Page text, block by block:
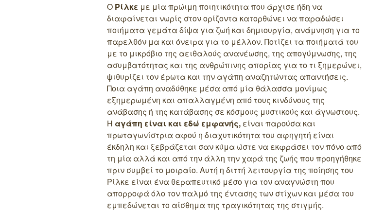
Ο Ρίλκε με μία πρώιμη ποιητικότητα που άρχισε ήδη να
διαφαίνεται νωρίς στον ορίζοντα κατορθώνει να παραδώσει
ποιήματα γεμάτα δίψα για ζωή και δημιουργία, ανάμνηση για το
παρελθόν μα και όνειρα για το μέλλον. Ποτίζει τα ποιήματά του
με το μικρόβιο της αειθαλούς ανανέωσης, της απογύμνωσης, της
ασυμβατότητας και της ανθρώπινης απορίας για το τι ξημερώνει,
ψιθυρίζει τον έρωτα και την αγάπη αναζητώντας απαντήσεις.
Ποια αγάπη αναδύθηκε μέσα από μία θάλασσα μονίμως
εξημερωμένη και απαλλαγμένη από τους κινδύνους της
ανάβασης ή της κατάβασης σε κόσμους μυστικούς και άγνωστους.
Η αγάπη είναι και εδώ εμφανής, είναι παρούσα και
πρωταγωνίστρια αφού η διαχυτικότητα του αφηγητή είναι
έκδηλη και ξεβράζεται σαν κύμα ώστε να εκφράσει τον πόνο από
τη μία αλλά και από την άλλη την χαρά της ζωής που προηγήθηκε
πριν συμβεί το μοιραίο. Αυτή η διττή λειτουργία της ποίησης του
Ρίλκε είναι ένα θεραπευτικό μέσο για τον αναγνώστη που
απορροφά όλο τον παλμό της έντασης των στίχων και μέσα του
εμπεδώνεται το αίσθημα της τραγικότητας της στιγμής.